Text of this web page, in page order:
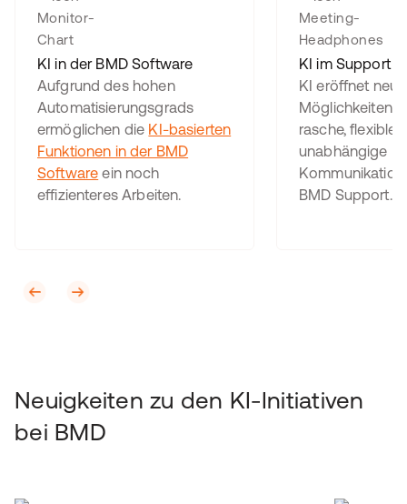
KI in der BMD Software
Aufgrund des hohen
Automatisierungsgrads
ermöglichen die KI-basierten
Funktionen in der BMD
Software ein noch
effizienteres Arbeiten.
KI im Support
KI eröffnet neue
Möglichkeiten
rasche, flexible
unabhängige
BMD Support.
Neuigkeiten zu den KI-Initiativen
bei BMD